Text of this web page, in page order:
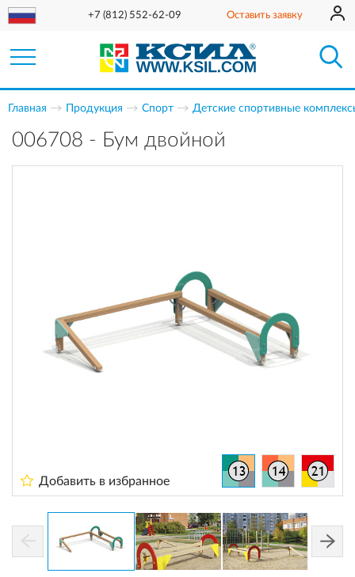
+7 (812) 552-62-09 Оставить заявку
Главная Продукция Спорт Детские спортивные
006708 - Бум двойной
Добавить в избранное